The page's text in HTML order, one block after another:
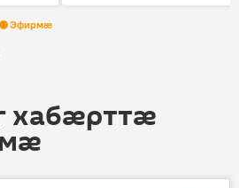
Эфирмæ
хабӕрттӕ
мӕ